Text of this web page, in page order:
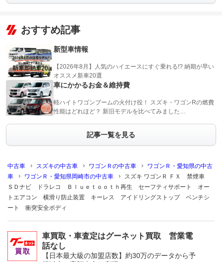
おすすめ記事
新型車情報
【2026年8月】人気のハイエースにすぐ乗れる!? 納期が早い
オススメ新車20選
車にかかるお金＆維持費
軽ハイトワゴンブームの火付け役！ スズキ・ワゴンRの燃費
性能はどれほど？ 新旧モデルを比べてみました…
記事一覧を見る
中古車 スズキの中古車 ワゴンＲの中古車
ワゴンＲ・愛知県の中古
車
ワゴンＲ・愛知県岡崎市の中古車
スズキ ワゴンＲ ＦＸ 禁煙車
ＳＤナビ ドラレコ Ｂｌｕｅｔｏｏｔｈ再生 セーフティサポート オー
トエアコン 横滑り防止装置 キーレス アイドリングストップ ベンチシ
ート 衝突安全ボディ
車買取・車査定はグーネット買取 営業電
話なし
【日本最大級の加盟店数】約30万のデータから予